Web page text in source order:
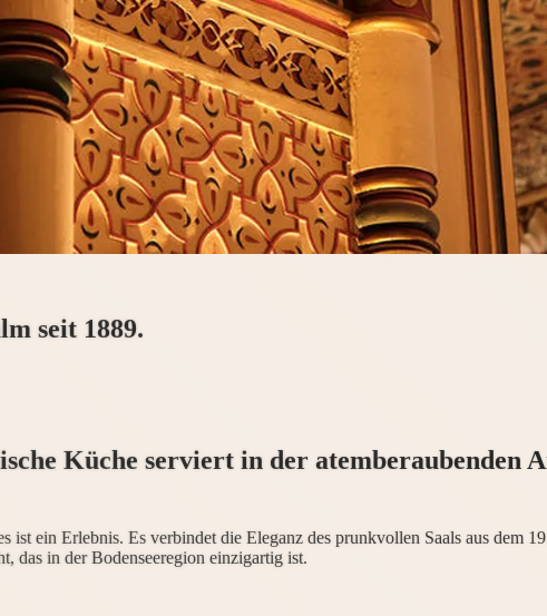
seit 1889.
Küche serviert in der atemberaubenden
ist ein Erlebnis. Es verbindet die Eleganz des prunkvollen Saals aus dem
das in der Bodenseeregion einzigartig ist.